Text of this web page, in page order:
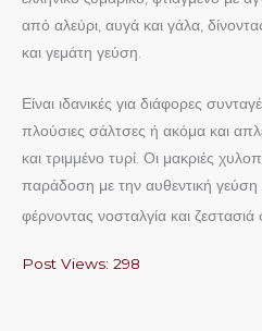
από αλεύρι, αυγά και γάλα,
και γεμάτη γεύση.
Είναι ιδανικές για διάφορες
πλούσιες σάλτσες ή ακόμα και
και τριμμένο τυρί. Οι μακριές
παράδοση με την αυθεντική γεύση
φέρνοντας νοσταλγία και ζεστασιά
Post Views: 298